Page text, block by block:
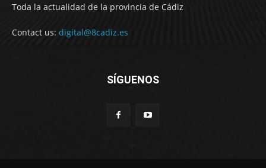
Toda la actualidad de la provincia de Cádiz
Contact us: digital@8cadiz.es
SÍGUENOS